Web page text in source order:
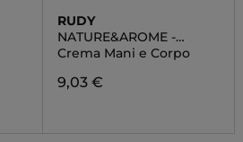
RUDY
NATURE&AROME -
LAVANDA
Crema Mani e Corpo
9,03 €